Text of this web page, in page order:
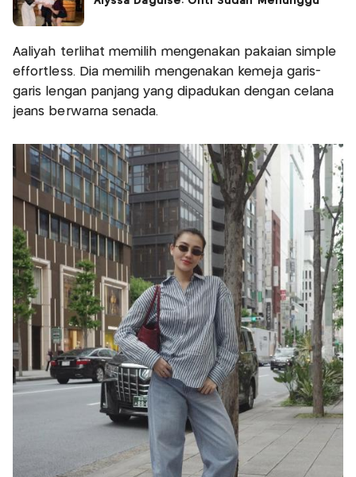
Aaliyah terlihat memilih mengenakan pakaian simple
effortless. Dia memilih mengenakan kemeja garis-
garis lengan panjang yang dipadukan dengan celana
jeans berwarna senada.